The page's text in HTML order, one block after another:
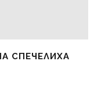
СПЕЧЕЛИХА